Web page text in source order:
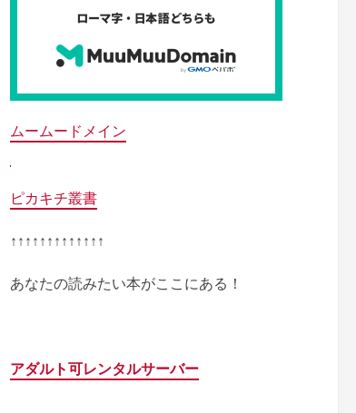
ムームードメイン
ピカキチ叢書
↑↑↑↑↑↑↑↑↑↑↑↑↑
あなたの読みたい本がここにある！
アダルト可レンタルサーバー